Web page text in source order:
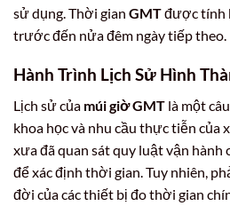
sử dụng. Thời gian GMTđược tính
trước đến nửa đêm ngày tiếp theo.
Hành Trình Lịch Sử Hình
Lịch sử của múi giờ GMT là một
khoa học và nhu cầu thực tiễn của
xưa đã quan sát quy luật vận
để xác định thời gian. Tuy nhiên,
đời của các thiết bị đo thời gian